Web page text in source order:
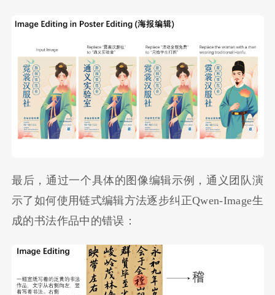
最后，通过一个具体的图像编辑示例，通义团队演
示了如何使用链式编辑方法逐步纠正Qwen-Image生
成的书法作品中的错误：